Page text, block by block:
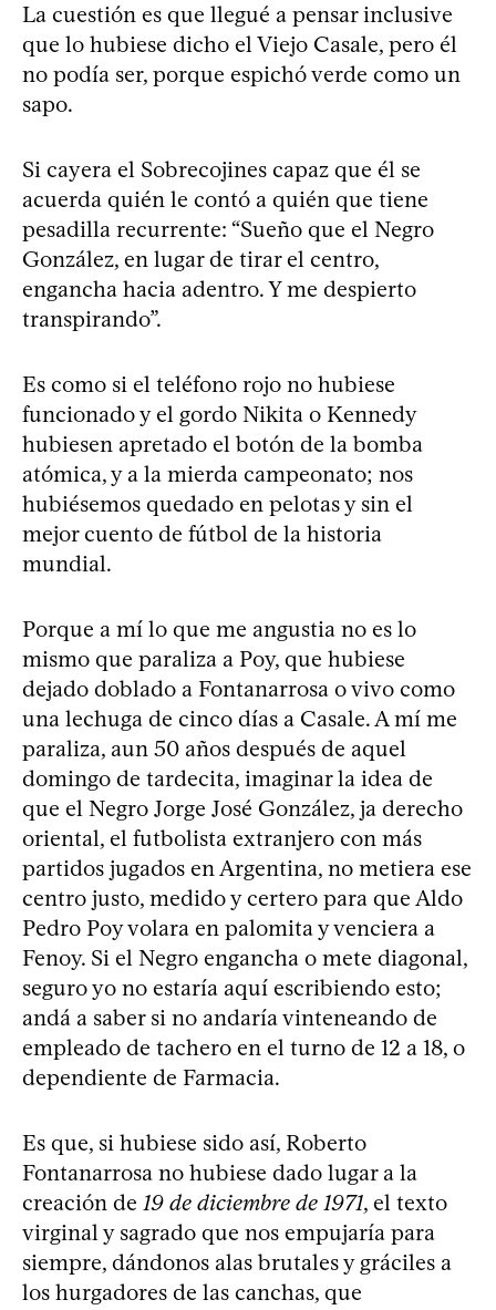
La cuestión es que llegué a pensar inclusive
que lo hubiese dicho el Viejo Casale, pero él
no podía ser, porque espichó verde como un
sapo.
Si cayera el Sobrecojines capaz que él se
acuerda quién le contó a quién que tiene
pesadilla recurrente: “Sueño que el Negro
González, en lugar de tirar el centro,
engancha hacia adentro. Y me despierto
transpirando”.
Es como si el teléfono rojo no hubiese
funcionado y el gordo Nikita o Kennedy
hubiesen apretado el botón de la bomba
atómica, y a la mierda campeonato; nos
hubiésemos quedado en pelotas y sin el
mejor cuento de fútbol de la historia
mundial.
Porque a mí lo que me angustia no es lo
mismo que paraliza a Poy, que hubiese
dejado doblado a Fontanarrosa o vivo como
una lechuga de cinco días a Casale. A mí me
paraliza, aun 50 años después de aquel
domingo de tardecita, imaginar la idea de
que el Negro Jorge José González, ja derecho
oriental, el futbolista extranjero con más
partidos jugados en Argentina, no metiera ese
centro justo, medido y certero para que Aldo
Pedro Poy volara en palomita y venciera a
Fenoy. Si el Negro engancha o mete diagonal,
seguro yo no estaría aquí escribiendo esto;
andá a saber si no andaría vinteneando de
empleado de tachero en el turno de 12 a 18, o
dependiente de Farmacia.
Es que, si hubiese sido así, Roberto
Fontanarrosa no hubiese dado lugar a la
creación de 19 de diciembre de 1971, el texto
virginal y sagrado que nos empujaría para
siempre, dándonos alas brutales y gráciles a
los hurgadores de las canchas, que